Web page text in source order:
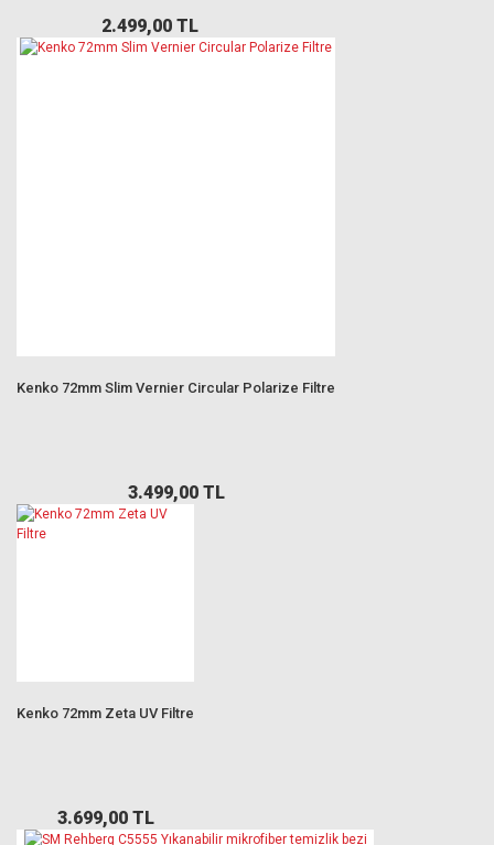
2.499,00 TL
Kenko 72mm Slim Vernier Circular Polarize Filtre
3.499,00 TL
Kenko 72mm Zeta UV Filtre
3.699,00 TL